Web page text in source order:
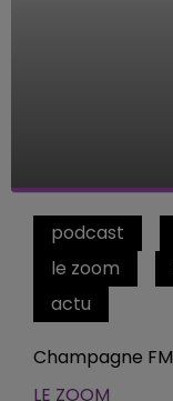
podcast
le zoom
actu
Champagne FM
LE ZOOM